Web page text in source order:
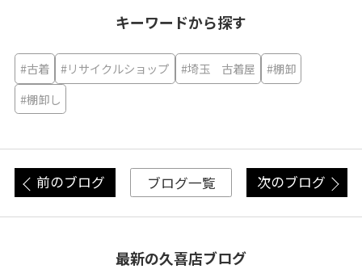
キーワードから探す
#古着 #リサイクルショップ #埼玉 古着屋
#棚卸
#棚卸し
前のブログ ブログ一覧 次のブログ
最新の久喜店ブログ